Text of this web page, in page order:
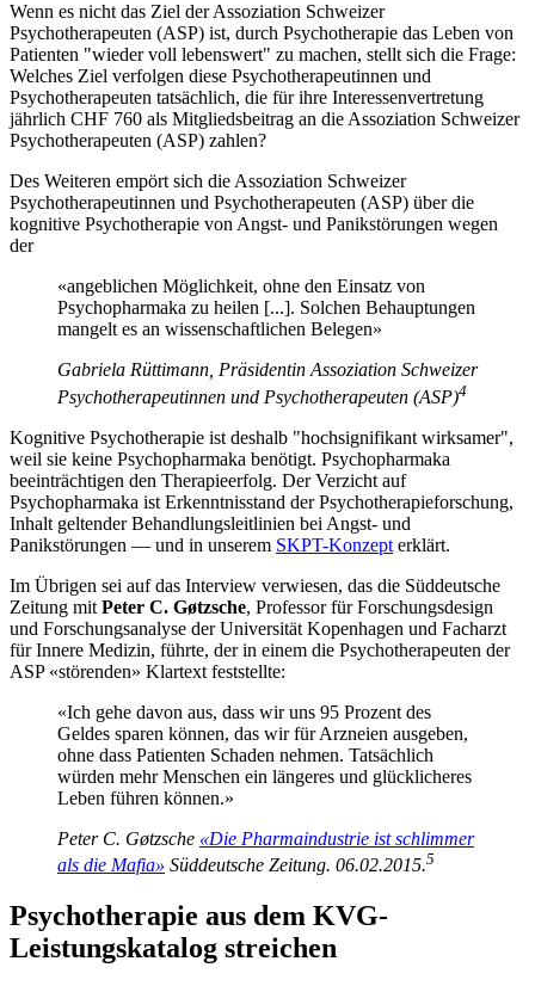
Wenn es nicht das Ziel der Assoziation Schweizer
Psychotherapeuten (ASP) ist, durch Psychotherapie das Leben von
Patienten "wieder voll lebenswert" zu machen, stellt sich die Frage:
Welches Ziel verfolgen diese Psychotherapeutinnen und
Psychotherapeuten tatsächlich, die für ihre Interessenvertretung
jährlich CHF 760 als Mitgliedsbeitrag an die Assoziation Schweizer
Psychotherapeuten (ASP) zahlen?
Des Weiteren empört sich die Assoziation Schweizer
Psychotherapeutinnen und Psychotherapeuten (ASP) über die
kognitive Psychotherapie von Angst- und Panikstörungen wegen
der
«angeblichen Möglichkeit, ohne den Einsatz von
Psychopharmaka zu heilen [...]. Solchen Behauptungen
mangelt es an wissenschaftlichen Belegen»
Gabriela Rüttimann, Präsidentin Assoziation Schweizer
Psychotherapeutinnen und Psychotherapeuten (ASP)4
Kognitive Psychotherapie ist deshalb "hochsignifikant wirksamer",
weil sie keine Psychopharmaka benötigt. Psychopharmaka
beeinträchtigen den Therapieerfolg. Der Verzicht auf
Psychopharmaka ist Erkenntnisstand der Psychotherapieforschung,
Inhalt geltender Behandlungsleitlinien bei Angst- und
Panikstörungen — und in unserem SKPT-Konzept erklärt.
Im Übrigen sei auf das Interview verwiesen, das die Süddeutsche
Zeitung mit Peter C. Gøtzsche, Professor für Forschungsdesign
und Forschungsanalyse der Universität Kopenhagen und Facharzt
für Innere Medizin, führte, der in einem die Psychotherapeuten der
ASP «störenden» Klartext feststellte:
«Ich gehe davon aus, dass wir uns 95 Prozent des
Geldes sparen können, das wir für Arzneien ausgeben,
ohne dass Patienten Schaden nehmen. Tatsächlich
würden mehr Menschen ein längeres und glücklicheres
Leben führen können.»
Peter C. Gøtzsche «Die Pharmaindustrie ist schlimmer
als die Mafia» Süddeutsche Zeitung. 06.02.2015.5
Psychotherapie aus dem KVG-
Leistungskatalog streichen